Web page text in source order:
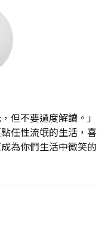
但不要過度解讀。」
任性流氓的生活，喜
為你們生活中微笑的